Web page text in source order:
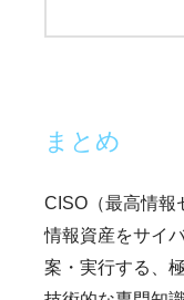
まとめ
CISO（最高情報
情報資産をサイ
案・実行する、